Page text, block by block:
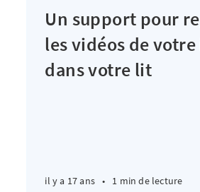
Un support pour
les vidéos de
dans votre lit
il y a 17 ans • 1 min de lecture